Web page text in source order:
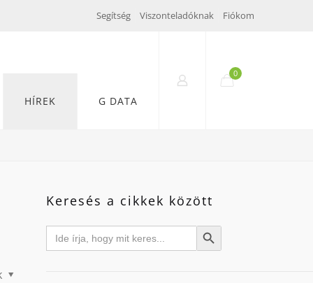
Segítség Viszonteladóknak Fiókom
HÍREK G DATA
0
Keresés a cikkek között
Search
for: Search Button